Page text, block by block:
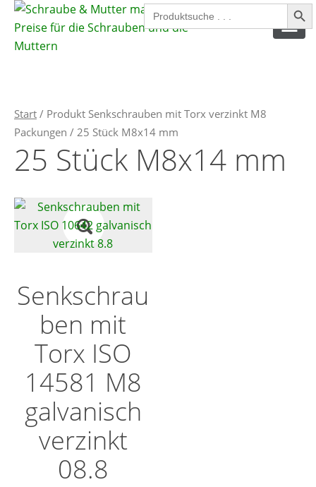
Search
for:
Search Button
SPANPLATTENSCHRAUBEN
INNENSECHSKANTSCHRAUBEN
MUTTERN
SICHERUNGSMUTTERN
FEDERRINGE
GEWINDESTANGEN
GEWINDESTIFTE
Start / Produkt Senkschrauben mit Torx verzinkt M8
Packungen / 25 Stück M8x14 mm
25 Stück M8x14 mm
Senkschrau
ben mit
Torx ISO
14581 M8
galvanisch
verzinkt
08.8